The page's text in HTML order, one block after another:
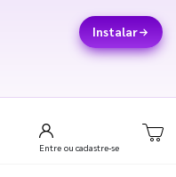
Instalar
Entre ou cadastre-se